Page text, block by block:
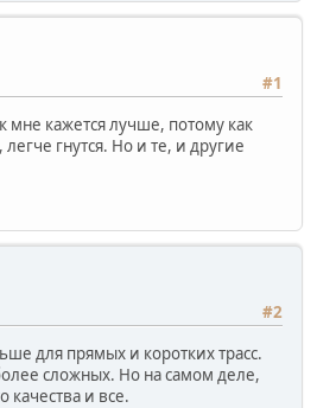
#1
кажется лучше, потому как
гнутся. Но и те, и другие
#2
для прямых и коротких трасс.
сложных. Но на самом деле,
качества и все.